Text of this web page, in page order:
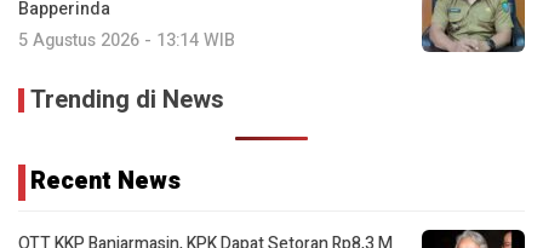
Bapperinda
5 Agustus 2026 - 13:14 WIB
Trending di News
Recent News